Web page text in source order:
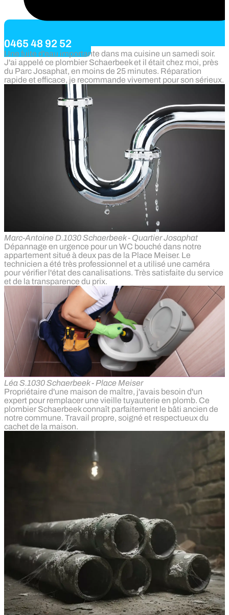
0465 48 92 52
Une fuite d'eau importante dans ma cuisine un samedi soir.
J'ai appelé ce plombier Schaerbeek et il était chez moi, près
du Parc Josaphat, en moins de 25 minutes. Réparation
rapide et efficace, je recommande vivement pour son sérieux.
Marc-Antoine D.1030 Schaerbeek - Quartier Josaphat
Dépannage en urgence pour un WC bouché dans notre
appartement situé à deux pas de la Place Meiser. Le
technicien a été très professionnel et a utilisé une caméra
pour vérifier l'état des canalisations. Très satisfaite du service
et de la transparence du prix.
Léa S.1030 Schaerbeek - Place Meiser
Propriétaire d'une maison de maître, j'avais besoin d'un
expert pour remplacer une vieille tuyauterie en plomb. Ce
plombier Schaerbeek connaît parfaitement le bâti ancien de
notre commune. Travail propre, soigné et respectueux du
cachet de la maison.